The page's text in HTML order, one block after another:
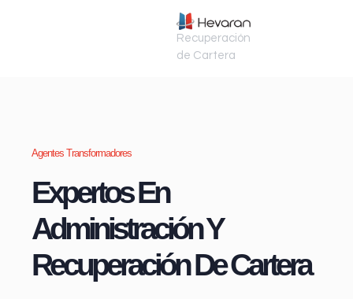
Recuperación
de Cartera
Agentes Transformadores
Expertos En
Administración Y
Recuperación De Cartera